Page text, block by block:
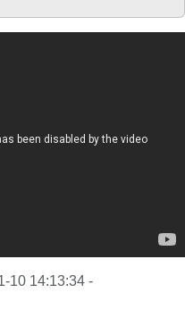
10 14:13:34 -